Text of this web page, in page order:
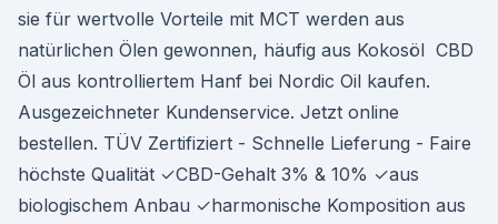
sie für wertvolle Vorteile mit MCT werden aus
natürlichen Ölen gewonnen, häufig aus Kokosöl CBD
Öl aus kontrolliertem Hanf bei Nordic Oil kaufen.
Ausgezeichneter Kundenservice. Jetzt online
bestellen. TÜV Zertifiziert - Schnelle Lieferung - Faire
höchste Qualität ✓CBD-Gehalt 3% & 10% ✓aus
biologischem Anbau ✓harmonische Komposition aus